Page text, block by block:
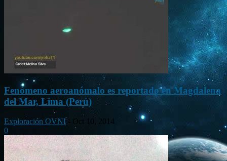
Fenómeno aeroanómalo es reportado en Magdalena
del Mar, Lima (Perú)
Exploración OVNI -
Oct 10, 2014
0